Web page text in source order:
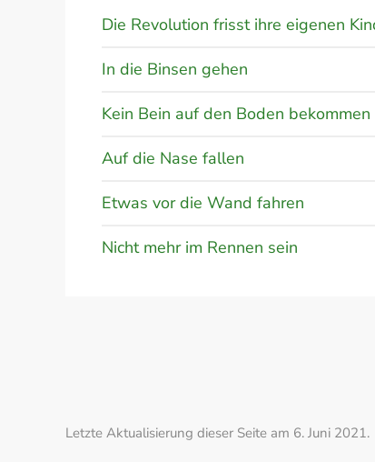
Die Revolution frisst ihre eigenen
In die Binsen gehen
Kein Bein auf den Boden bekommen
Auf die Nase fallen
Etwas vor die Wand fahren
Nicht mehr im Rennen sein
Letzte Aktualisierung dieser Seite am 6. Juni 2021.